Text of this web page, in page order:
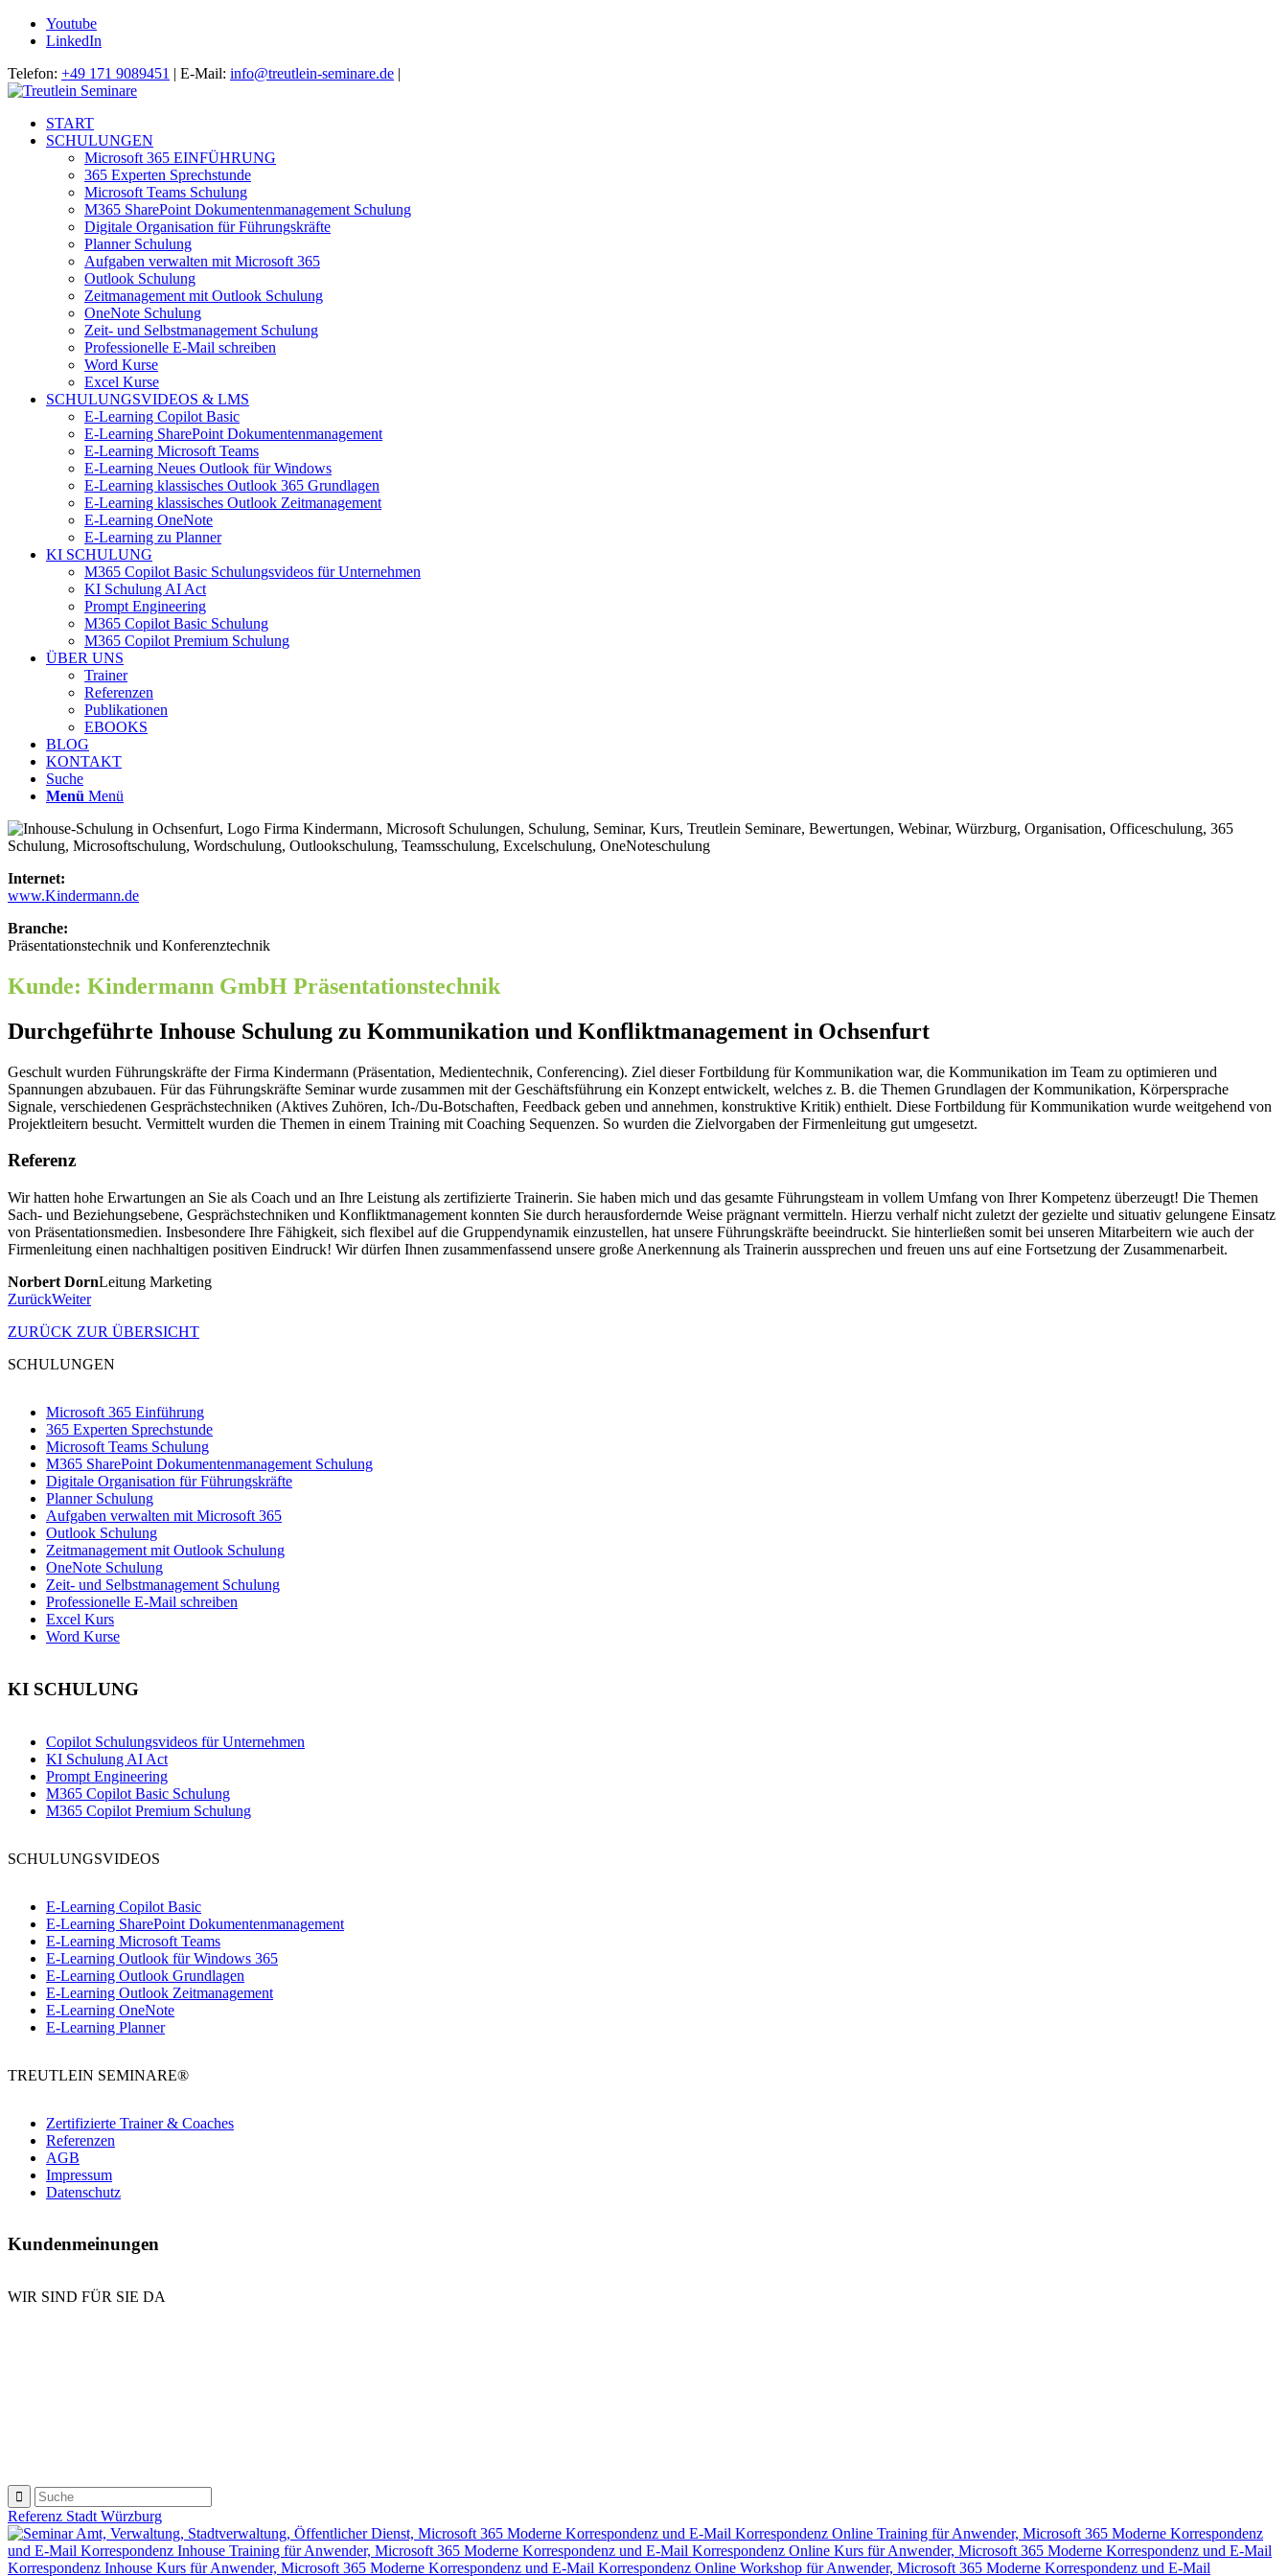
Youtube
LinkedIn
Telefon: +49 171 9089451 | E-Mail: info@treutlein-seminare.de |
START
SCHULUNGEN
Microsoft 365 EINFÜHRUNG
365 Experten Sprechstunde
Microsoft Teams Schulung
M365 SharePoint Dokumentenmanagement Schulung
Digitale Organisation für Führungskräfte
Planner Schulung
Aufgaben verwalten mit Microsoft 365
Outlook Schulung
Zeitmanagement mit Outlook Schulung
OneNote Schulung
Zeit- und Selbstmanagement Schulung
Professionelle E-Mail schreiben
Word Kurse
Excel Kurse
SCHULUNGSVIDEOS & LMS
E-Learning Copilot Basic
E-Learning SharePoint Dokumentenmanagement
E-Learning Microsoft Teams
E-Learning Neues Outlook für Windows
E-Learning klassisches Outlook 365 Grundlagen
E-Learning klassisches Outlook Zeitmanagement
E-Learning OneNote
E-Learning zu Planner
KI SCHULUNG
M365 Copilot Basic Schulungsvideos für Unternehmen
KI Schulung AI Act
Prompt Engineering
M365 Copilot Basic Schulung
M365 Copilot Premium Schulung
ÜBER UNS
Trainer
Referenzen
Publikationen
EBOOKS
BLOG
KONTAKT
Suche
Menü Menü
Internet:
www.Kindermann.de
Branche:
Präsentationstechnik und Konferenztechnik
Kunde: Kindermann GmbH Präsentationstechnik
Durchgeführte Inhouse Schulung zu Kommunikation und Konfliktmanagement in Ochsenfurt
Geschult wurden Führungskräfte der Firma Kindermann (Präsentation, Medientechnik, Conferencing). Ziel dieser Fortbildung für Kommunikation war, die Kommunikation im Team zu optimieren und
Spannungen abzubauen. Für das Führungskräfte Seminar wurde zusammen mit der Geschäftsführung ein Konzept entwickelt, welches z. B. die Themen Grundlagen der Kommunikation, Körpersprache
Signale, verschiedenen Gesprächstechniken (Aktives Zuhören, Ich-/Du-Botschaften, Feedback geben und annehmen, konstruktive Kritik) enthielt. Diese Fortbildung für Kommunikation wurde weitgehend von
Projektleitern besucht. Vermittelt wurden die Themen in einem Training mit Coaching Sequenzen. So wurden die Zielvorgaben der Firmenleitung gut umgesetzt.
Referenz
Wir hatten hohe Erwartungen an Sie als Coach und an Ihre Leistung als zertifizierte Trainerin. Sie haben mich und das gesamte Führungsteam in vollem Umfang von Ihrer Kompetenz überzeugt! Die Themen
Sach- und Beziehungsebene, Gesprächstechniken und Konfliktmanagement konnten Sie durch herausfordernde Weise prägnant vermitteln. Hierzu verhalf nicht zuletzt der gezielte und situativ gelungene Einsatz
von Präsentationsmedien. Insbesondere Ihre Fähigkeit, sich flexibel auf die Gruppendynamik einzustellen, hat unsere Führungskräfte beeindruckt. Sie hinterließen somit bei unseren Mitarbeitern wie auch der
Firmenleitung einen nachhaltigen positiven Eindruck! Wir dürfen Ihnen zusammenfassend unsere große Anerkennung als Trainerin aussprechen und freuen uns auf eine Fortsetzung der Zusammenarbeit.
Norbert DornLeitung Marketing
ZurückWeiter
ZURÜCK ZUR ÜBERSICHT
SCHULUNGEN
Microsoft 365 Einführung
365 Experten Sprechstunde
Microsoft Teams Schulung
M365 SharePoint Dokumentenmanagement Schulung
Digitale Organisation für Führungskräfte
Planner Schulung
Aufgaben verwalten mit Microsoft 365
Outlook Schulung
Zeitmanagement mit Outlook Schulung
OneNote Schulung
Zeit- und Selbstmanagement Schulung
Professionelle E-Mail schreiben
Excel Kurs
Word Kurse
KI SCHULUNG
Copilot Schulungsvideos für Unternehmen
KI Schulung AI Act
Prompt Engineering
M365 Copilot Basic Schulung
M365 Copilot Premium Schulung
SCHULUNGSVIDEOS
E-Learning Copilot Basic
E-Learning SharePoint Dokumentenmanagement
E-Learning Microsoft Teams
E-Learning Outlook für Windows 365
E-Learning Outlook Grundlagen
E-Learning Outlook Zeitmanagement
E-Learning OneNote
E-Learning Planner
TREUTLEIN SEMINARE®
Zertifizierte Trainer & Coaches
Referenzen
AGB
Impressum
Datenschutz
Kundenmeinungen
WIR SIND FÜR SIE DA
Referenz Stadt Würzburg